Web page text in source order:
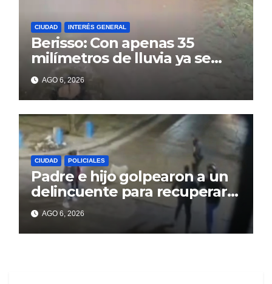
CIUDAD INTERÉS GENERAL
Berisso: Con apenas 35
milímetros de lluvia ya se
sienten los problemas
AGO 6, 2026
CIUDAD POLICIALES
Padre e hijo golpearon a un
delincuente para recuperar
un celular robado en Berisso
AGO 6, 2026